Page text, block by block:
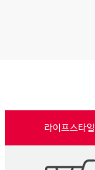
라이프스타일